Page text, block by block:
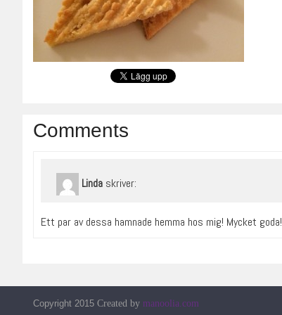
Comments
Linda skriver:
Ett par av dessa hamnade hemma hos mig! Mycket goda!
Copyright 2015 Created by manoolia.com